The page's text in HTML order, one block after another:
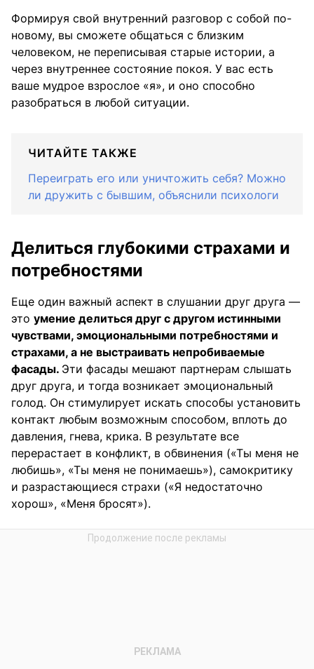
Формируя свой внутренний разговор с собой по-
новому, вы сможете общаться с близким
человеком, не переписывая старые истории, а
через внутреннее состояние покоя. У вас есть
ваше мудрое взрослое «я», и оно способно
разобраться в любой ситуации.
ЧИТАЙТЕ ТАКЖЕ
Переиграть его или уничтожить себя? Можно
ли дружить с бывшим, объяснили психологи
Делиться глубокими страхами и
потребностями
Еще один важный аспект в слушании друг друга —
это умение делиться друг с другом истинными
чувствами, эмоциональными потребностями и
страхами, а не выстраивать непробиваемые
фасады. Эти фасады мешают партнерам слышать
друг друга, и тогда возникает эмоциональный
голод. Он стимулирует искать способы установить
контакт любым возможным способом, вплоть до
давления, гнева, крика. В результате все
перерастает в конфликт, в обвинения («Ты меня не
любишь», «Ты меня не понимаешь»), самокритику
и разрастающиеся страхи («Я недостаточно
хорош», «Меня бросят»).